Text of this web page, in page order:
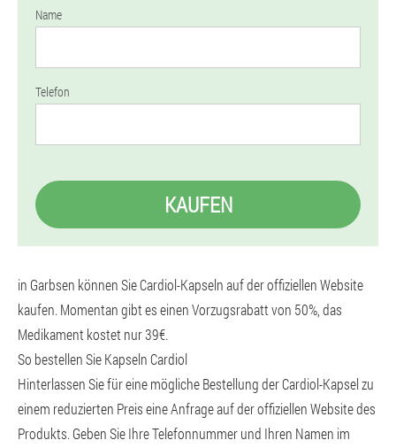
Name
Telefon
KAUFEN
in Garbsen können Sie Cardiol-Kapseln auf der offiziellen Website
kaufen. Momentan gibt es einen Vorzugsrabatt von 50%, das
Medikament kostet nur 39€.
So bestellen Sie Kapseln Cardiol
Hinterlassen Sie für eine mögliche Bestellung der Cardiol-Kapsel zu
einem reduzierten Preis eine Anfrage auf der offiziellen Website des
Produkts. Geben Sie Ihre Telefonnummer und Ihren Namen im